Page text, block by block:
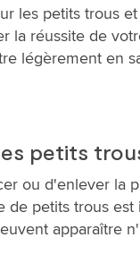
les petits trous
la réussite de
légèrement en
petits
ou d'enlever la
de petits trous est
apparaître